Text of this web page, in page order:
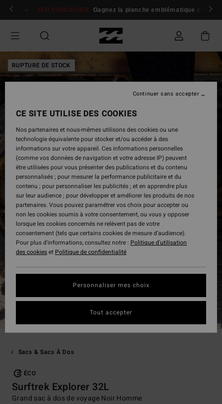
Passer
produit
Se connecter / s'inscrire
JEU CONCOURS Gagnez la planche emblématique d'Andy
RUPTURE DE STOCK
Sacs & Sacs À Dos
ÉCO
Surftrek Explorer 32L
Grand sac à dos de voyage Noir Homme
CE SITE UTILISE DES COOKIES
Nos partenaires et nous-mêmes utilisons des cookies ou une
technologie équivalente pour stocker et/ou accéder à des
informations sur votre appareil. Ces informations personnelles
(comme vos données de navigation et votre adresse IP) peuvent
être utilisées pour vous présenter des publications et du contenu
personnalisés ; pour mesurer la performance publicitaire et du
contenu ; pour personnaliser les publicités ; et en apprendre plus
sur leur audience ; pour développer et améliorer les produits de nos
partenaires. Vous pouvez paramétrer vos choix pour accepter ou
non les cookies soumis à votre consentement, ou vous y opposer
lorsque les cookies concernés ne relèvent pas de votre
consentement (tels que certains cookies de mesure d’audience).
Pour plus d'informations, consultez notre : Politique d'utilisation
des cookieset Politique de confidentialité
Personnaliser mes choix
Continuer sans accepter
Tout accepter